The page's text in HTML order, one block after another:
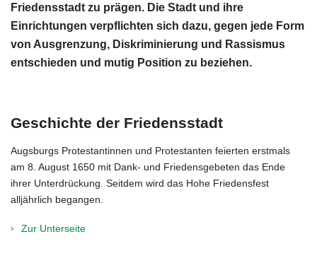
Friedensstadt zu prägen. Die Stadt und ihre
Einrichtungen verpflichten sich dazu, gegen jede Form
von Ausgrenzung, Diskriminierung und Rassismus
entschieden und mutig Position zu beziehen.
Geschichte der Friedensstadt
Augsburgs Protestantinnen und Protestanten feierten erstmals
am 8. August 1650 mit Dank- und Friedensgebeten das Ende
ihrer Unterdrückung. Seitdem wird das Hohe Friedensfest
alljährlich begangen.
Zur Unterseite